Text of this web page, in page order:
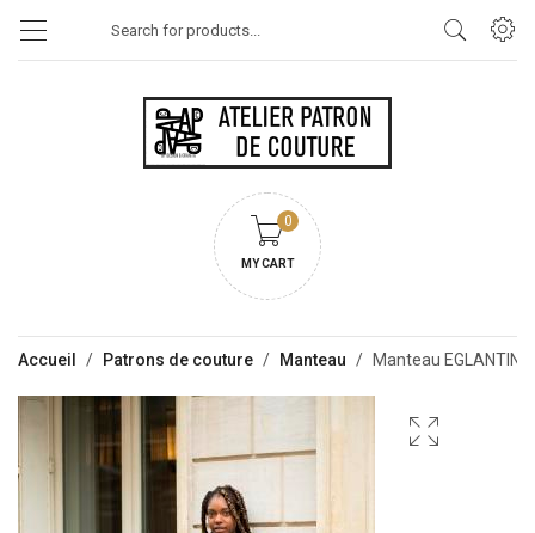
search
0
MY CART
Accueil / Patrons de couture / Manteau / Manteau EGLANTINE